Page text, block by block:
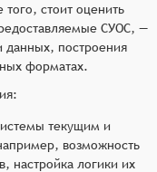
стоит оценить
СУОС, —
данных, построения
форматах.
текущим и
возможность
настройка логики их